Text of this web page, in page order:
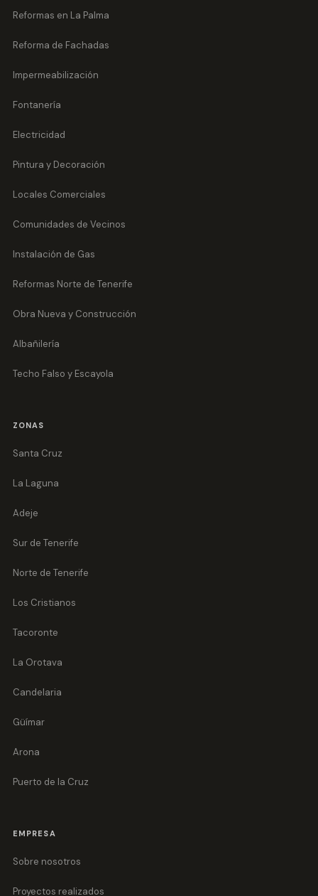
Reformas en La Palma
Reforma de Fachadas
Impermeabilización
Fontanería
Electricidad
Pintura y Decoración
Locales Comerciales
Comunidades de Vecinos
Instalación de Gas
Reformas Norte de Tenerife
Obra Nueva y Construcción
Albañilería
Techo Falso y Escayola
ZONAS
Santa Cruz
La Laguna
Adeje
Sur de Tenerife
Norte de Tenerife
Los Cristianos
Tacoronte
La Orotava
Candelaria
Güímar
Arona
Puerto de la Cruz
EMPRESA
Sobre nosotros
Proyectos realizados